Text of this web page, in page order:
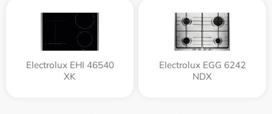
Electrolux EHI 46540
XK
Electrolux EGG 6242
NDX